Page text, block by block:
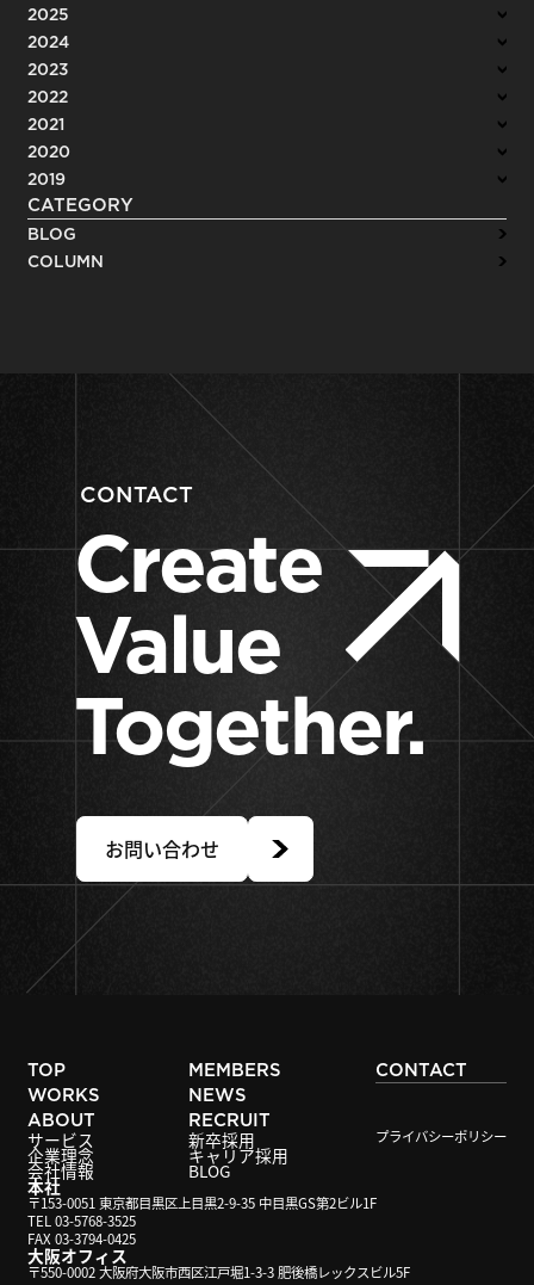
2025
2024
2023
2022
2021
2020
2019
CATEGORY
BLOG
COLUMN
CONTACT
Create
Value
Together.
お問い合わせ
本社
〒153-0051 東京都目黒区上目黒2-9-35 中目黒GS第2ビル1F
TEL 03-5768-3525
FAX 03-3794-0425
大阪オフィス
〒550-0002 大阪府大阪市西区江戸堀1-3-3 肥後橋レックスビル5F
TOP
WORKS
ABOUT
サービス
企業理念
会社情報
MEMBERS
NEWS
RECRUIT
新卒採用
キャリア採用
BLOG
CONTACT
プライバシーポリシー